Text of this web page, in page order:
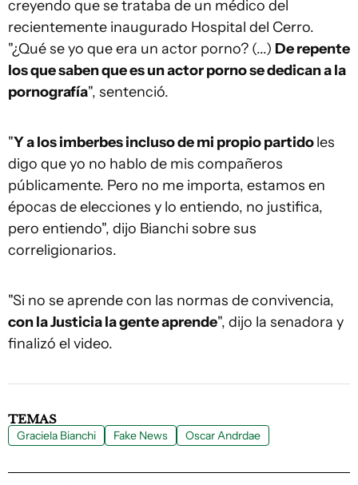
creyendo que se trataba de un médico del
recientemente inaugurado Hospital del Cerro.
"¿Qué se yo que era un actor porno? (...) De repente
los que saben que es un actor porno se dedican a la
pornografía", sentenció.
"Y a los imberbes incluso de mi propio partidoles
digo que yo no hablo de mis compañeros
públicamente. Pero no me importa, estamos en
épocas de elecciones y lo entiendo, no justifica,
pero entiendo", dijo Bianchi sobre sus
correligionarios.
"Si no se aprende con las normas de convivencia,
con la Justicia la gente aprende", dijo la senadora y
finalizó el video.
TEMAS
Graciela Bianchi Fake News Oscar Andrdae